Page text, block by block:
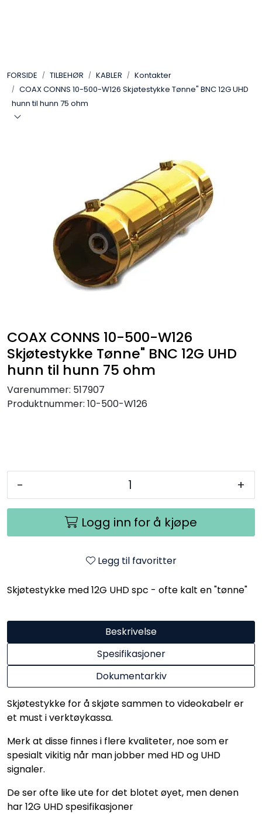
FORSIDE TILBEHØR KABLER
Kontakter
COAX CONNS 10-500-W126 Skjøtestykke Tønne" BNC 12G UHD
hunn til hunn 75 ohm
COAX CONNS 10-500-W126
Skjøtestykke Tønne" BNC 12G UHD
hunn til hunn 75 ohm
Varenummer: 517907
Produktnummer: 10-500-W126
- +
Logg inn for å kjøpe
Legg til favoritter
Skjøtestykke med 12G UHD spc - ofte kalt en "tønne"
Beskrivelse
Spesifikasjoner
Dokumentarkiv
Skjøtestykke for å skjøte sammen to videokabelr er
et must i verktøykassa.
Merk at disse finnes i flere kvaliteter, noe som er
spesialt vikitig når man jobber med HD og UHD
signaler.
De ser ofte like ute for det blotet øyet, men denen
har 12G UHD spesifikasjoner
LYD
LYS
SAMTALEROM